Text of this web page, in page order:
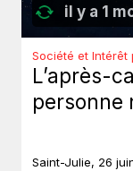
il y a 1
Société et Intérêt
L’après-
personne
Saint-Julie, 26